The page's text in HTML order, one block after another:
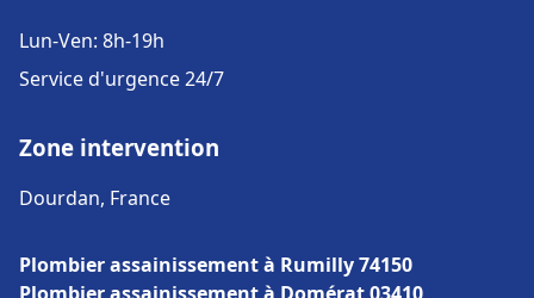
Lun-Ven: 8h-19h
Service d'urgence 24/7
Zone intervention
Dourdan, France
Plombier assainissement à Rumilly 74150